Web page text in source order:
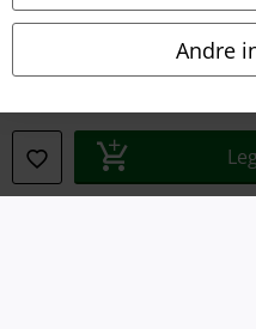
Andre
Impressum
Konfidensialitetserklæring
Avfallshåndtering og
Samsvarserklæring